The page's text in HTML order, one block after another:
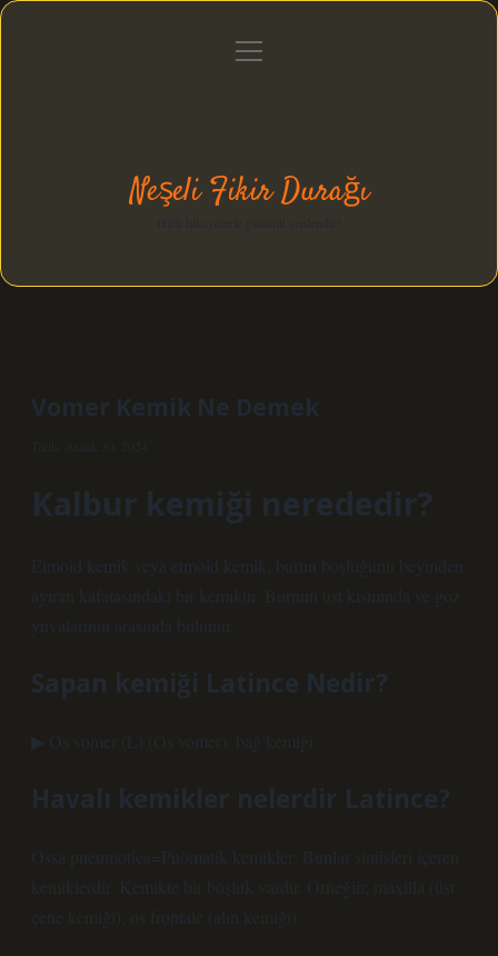
Gizlilik Politikası
menüyü
Neşeli Fikir Durağı
Vomer Kemik Ne Demek
Tarih: Aralık 30, 2024
Kalbur kemiği nerededir?
Etmoid kemik veya etmoid kemik, burun boşluğunu beyinden
ayıran kafatasındaki bir kemiktir. Burnun üst kısmında ve göz
yuvalarının arasında bulunur.
Sapan kemiği Latince Nedir?
▶ Os vomer (L) (Os vomer): bağ kemiği.
Havalı kemikler nelerdir Latince?
Ossa pneumotica=Pnömatik kemikler: Bunlar sinüsleri içeren
kemiklerdir. Kemikte bir boşluk vardır. Örneğin; maxilla (üst
çene kemiği), os frontale (alın kemiği).